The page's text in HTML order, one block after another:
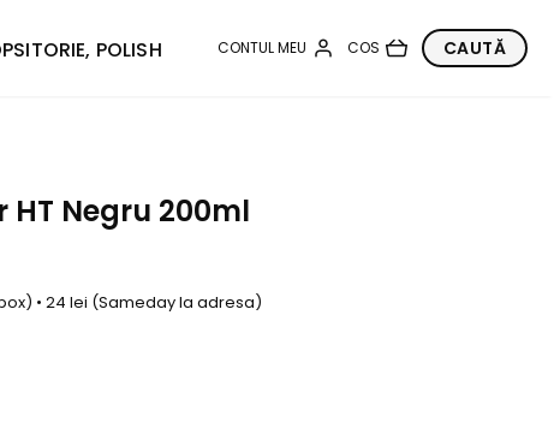
POLISH
HT Negru 200ml
• 24 lei (Sameday la adresa)